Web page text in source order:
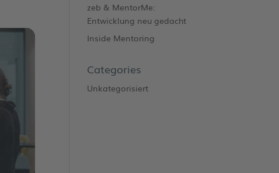
zeb & MentorMe:
Entwicklung neu gedacht
Inside Mentoring
Categories
Unkategorisiert